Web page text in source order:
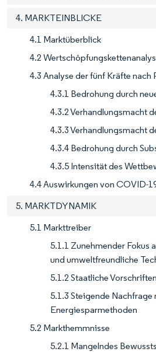
4. MARKTEINBLICKE
4.1 Marktüberblick
4.2
4.3 Analyse der fünf Kräfte nach
4.3.1 Bedrohung durch
4.3.2 Verhandlungsmacht
4.3.3 Verhandlungsmacht
4.3.4 Bedrohung durch
4.3.5 Intensität des
4.4 Auswirkungen von COVID-
5. MARKTDYNAMIK
5.1 Markttreiber
5.1.1 Zunehmender Fokus
und umweltfreundliche
5.1.2 Staatliche Vorschriften
5.1.3 Steigende Nachfrage
Energiesparmethoden
5.2 Markthemmnisse
5.2.1 Mangelndes